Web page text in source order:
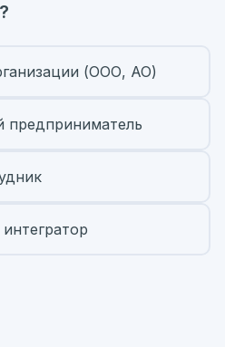
(ООО, АО)
предприниматель